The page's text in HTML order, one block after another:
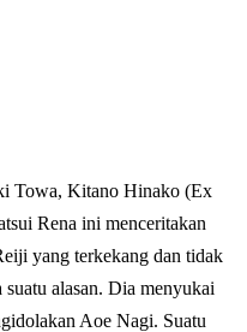
Towa, Kitano Hinako (Ex
Rena ini menceritakan
yang terkekang dan tidak
alasan. Dia menyukai
Aoe Nagi. Suatu